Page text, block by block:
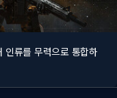
인류를 무력으로 통합하